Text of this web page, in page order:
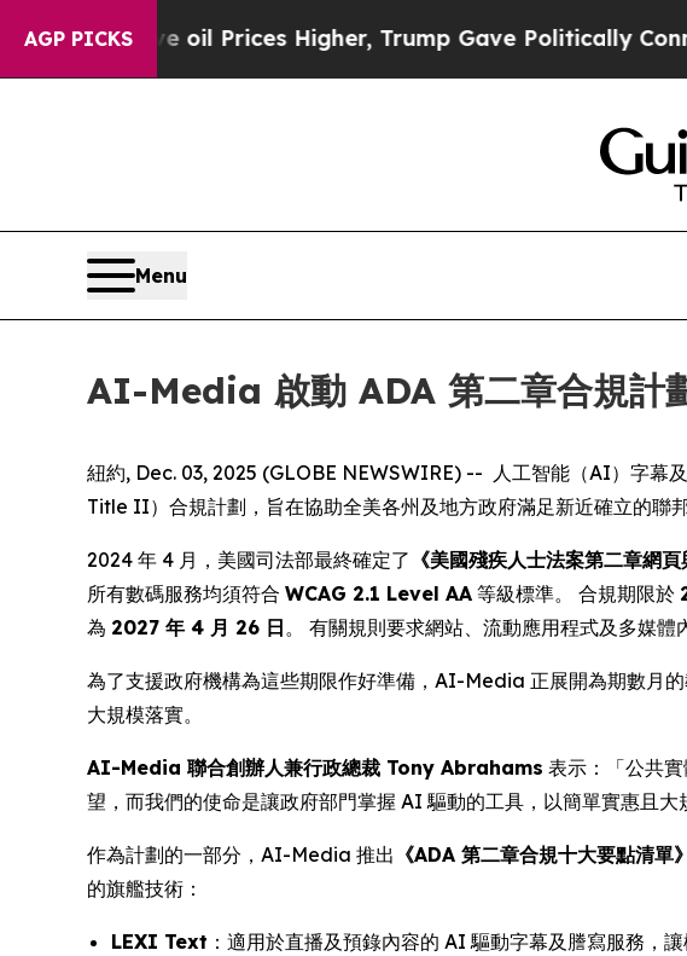
AGP PICKS
Drove oil Prices Higher, Trump Gave Politically
Menu
AI-Media 啟動 ADA 第二章合規計
紐約, Dec. 03, 2025 (GLOBE NEWSWIRE) -- 人工智能（AI）字幕
Title II）合規計劃，旨在協助全美各州及地方政府滿足新近確立的聯
2024 年 4 月，美國司法部最終確定了 《美國殘疾人士法案第二章
所有數碼服務均須符合 WCAG 2.1 Level AA 等級標準。 合規期限於
為 2027 年 4 月 26 日。 有關規則要求網站、流動應用程式及多媒體
為了支援政府機構為這些期限作好準備，AI-Media 正展開為期數月
大規模落實。
AI-Media 聯合創辦人兼行政總裁 Tony Abrahams 表示：「公共
望，而我們的使命是讓政府部門掌握 AI 驅動的工具，以簡單實惠且大
作為計劃的一部分，AI-Media 推出 《ADA 第二章合規十大要點
的旗艦技術：
LEXI Text ：適用於直播及預錄內容的 AI 驅動字幕及謄寫服務，